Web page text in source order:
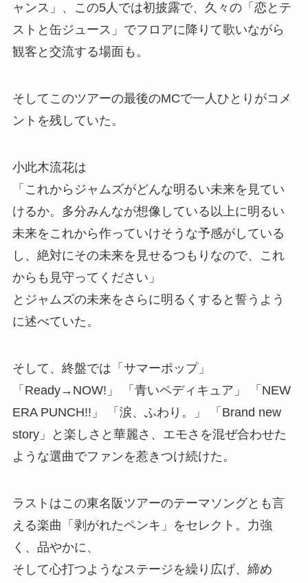
ャンス」、この5人では初披露で、久々の「恋とテ
ストと缶ジュース」でフロアに降りて歌いながら
観客と交流する場面も。
そしてこのツアーの最後のMCで一人ひとりがコメ
ントを残していた。
小此木流花は
「これからジャムズがどんな明るい未来を見てい
けるか。多分みんなが想像している以上に明るい
未来をこれから作っていけそうな予感がしている
し、絶対にその未来を見せるつもりなので、これ
からも見守ってください」
とジャムズの未来をさらに明るくすると誓うよう
に述べていた。
そして、終盤では「サマーポップ」
「Ready→NOW!」 「青いペディキュア」 「NEW
ERA PUNCH!!」 「涙、ふわり。」 「Brand new
story」と楽しさと華麗さ、エモさを混ぜ合わせた
ような選曲でファンを惹きつけ続けた。
ラストはこの東名阪ツアーのテーマソングとも言
える楽曲「剥がれたペンキ」をセレクト。力強
く、品やかに、
そして心打つようなステージを繰り広げ、締め